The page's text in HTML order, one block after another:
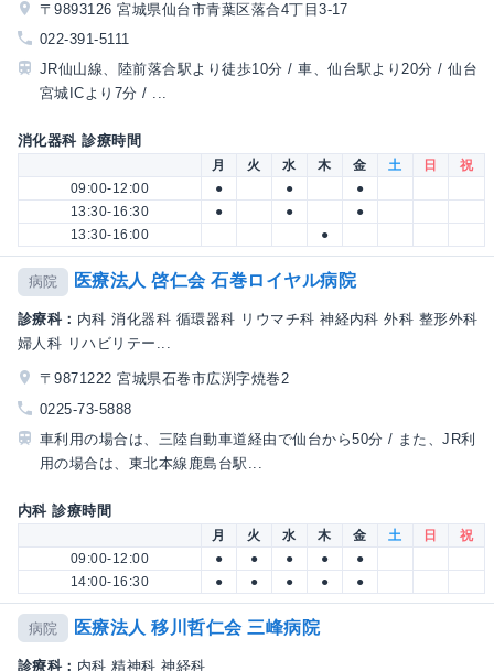
〒9893126 宮城県仙台市青葉区落合4丁目3-17
022-391-5111
JR仙山線、陸前落合駅より徒歩10分 / 車、仙台駅より20分 / 仙台
宮城ICより7分 / ...
消化器科 診療時間
月 火 水 木 金 土 日
祝
09:00-12:00
● ●
●
13:30-16:30
● ●
●
13:30-16:00
●
病院 医療法人 啓仁会 石巻ロイヤル病院
診療科： 内科 消化器科 循環器科 リウマチ科 神経内科 外科 整形外科
婦人科 リハビリテー...
〒9871222 宮城県石巻市広渕字焼巻2
0225-73-5888
車利用の場合は、三陸自動車道経由で仙台から50分 / また、JR利
用の場合は、東北本線鹿島台駅...
内科 診療時間
月 火 水 木 金 土 日
祝
09:00-12:00
● ● ● ●
●
14:00-16:30
● ● ● ● ●
病院 医療法人 移川哲仁会 三峰病院
診療科： 内科 精神科 神経科